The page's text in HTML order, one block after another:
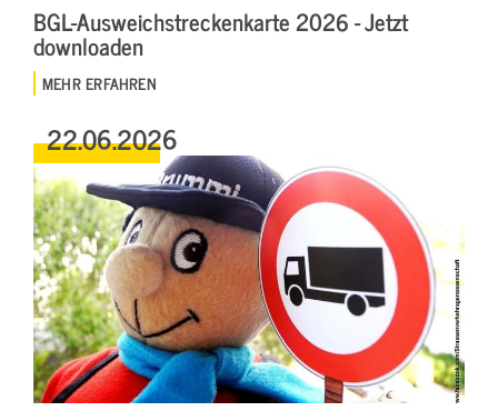
BGL-Ausweichstreckenkarte 2026 - Jetzt
downloaden
MEHR ERFAHREN
22.06.2026